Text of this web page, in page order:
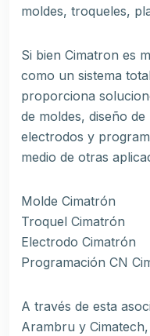
moldes, troqueles,
Si bien Cimatron es
como un sistema
proporciona
de moldes, diseño
electrodos y
medio de otras
Molde Cimatrón
Troquel Cimatrón
Electrodo Cimatrón
Programación CN
A través de esta
Arambru y